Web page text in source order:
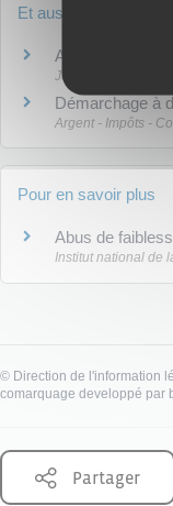
Et aussi
Abus de
Justice
Démarchage à
Argent - Impôts -
Pour en savoir plus
Abus de
Institut national de
© Direction de l'information
comarquage developpé par
Partager